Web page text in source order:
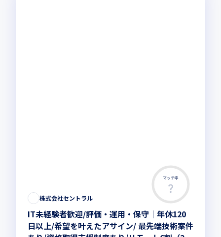
マッチ率
株式会社セントラル
IT未経験者歓迎/評価・運用・保守｜年休120
日以上/希望を叶えたアサイン/ 最先端技術案件